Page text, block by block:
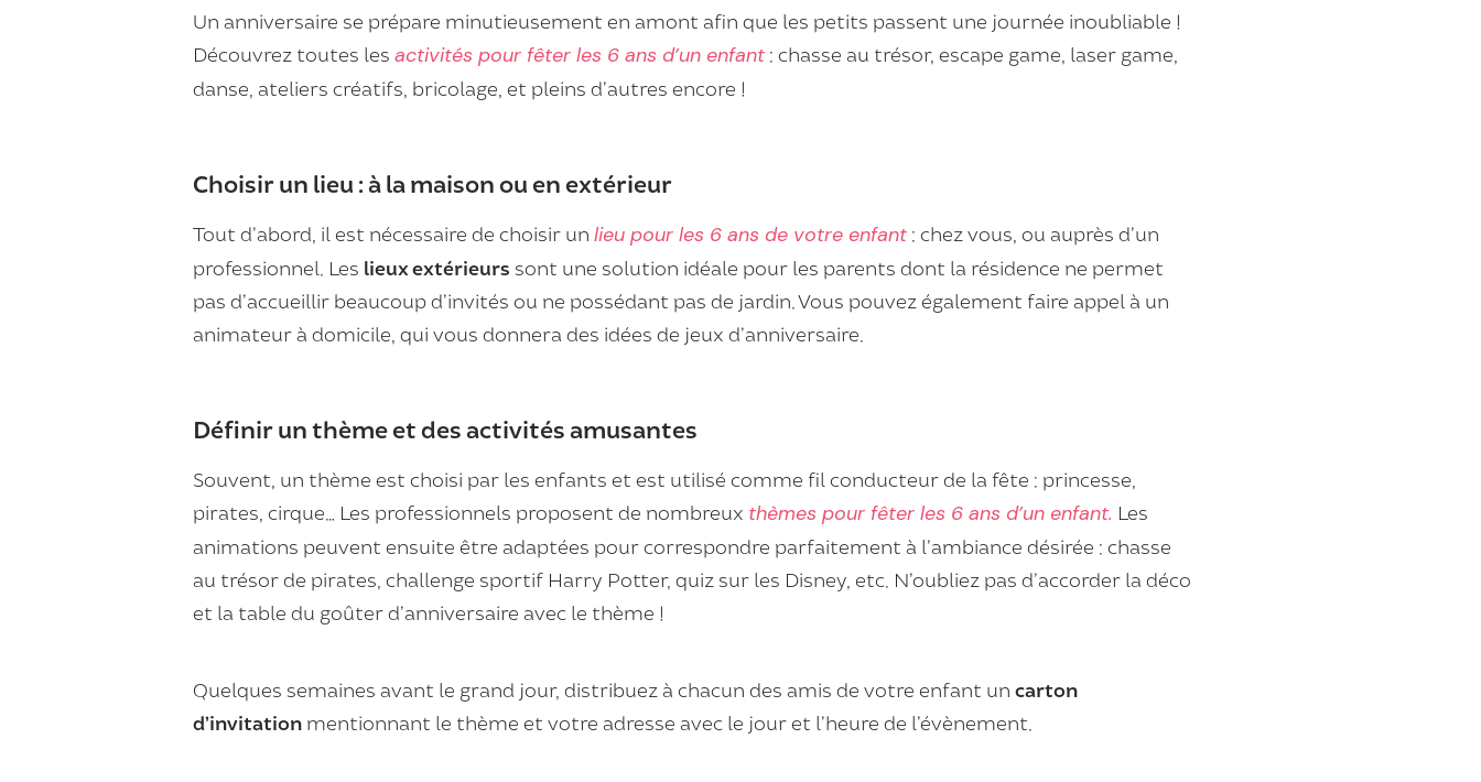
Un anniversaire se prépare minutieusement en amont afin que les petits passent une journée inoubliable !
Découvrez toutes les activités pour fêter les 6 ans d’un enfant : chasse au trésor, escape game, laser game,
danse, ateliers créatifs, bricolage, et pleins d’autres encore !
Choisir un lieu : à la maison ou en extérieur
Tout d’abord, il est nécessaire de choisir un lieu pour les 6 ans de votre enfant : chez vous, ou auprès d’un
professionnel. Les lieux extérieurs sont une solution idéale pour les parents dont la résidence ne permet
pas d’accueillir beaucoup d’invités ou ne possédant pas de jardin. Vous pouvez également faire appel à un
animateur à domicile, qui vous donnera des idées de jeux d’anniversaire.
Définir un thème et des activités amusantes
Souvent, un thème est choisi par les enfants et est utilisé comme fil conducteur de la fête : princesse,
pirates, cirque… Les professionnels proposent de nombreux thèmes pour fêter les 6 ans d’un enfant. Les
animations peuvent ensuite être adaptées pour correspondre parfaitement à l’ambiance désirée : chasse
au trésor de pirates, challenge sportif Harry Potter, quiz sur les Disney, etc. N’oubliez pas d’accorder la déco
et la table du goûter d’anniversaire avec le thème !
Quelques semaines avant le grand jour, distribuez à chacun des amis de votre enfant un carton
d’invitation mentionnant le thème et votre adresse avec le jour et l’heure de l’évènement.